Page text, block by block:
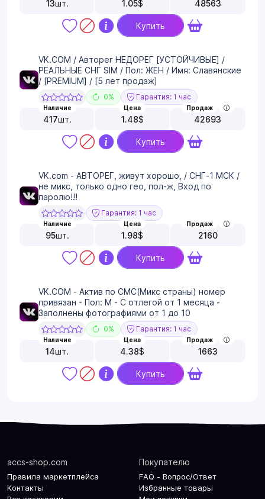
13шт. 1.05$ 48563
Купить
VK.COM / Авторег НЕДОРЕГ [УСТОЙЧИВЫЕ] /
РЕАЛЬНЫЕ СНГ SIM / Пол: ЖЕН / Имя: Славянские
/ [PREMIUM] / [5 лет продаж]
0% Гарантия: 1 час
Наличие
417шт.
Цена
1.48$
Продаж
42693
Купить
VK.com - АВТОРЕГ, живут хорошо, / СНГ-1 МСК /
не микс, только одно гео, пол-ж, Вход по
паролю!!!
Гарантия: 1 час
Наличие
95шт.
Цена
1.98$
Продаж
2160
Купить
VK.COM - Актив по СМС(Микс страны) номер
привязан - Пол: М - С отлегой от 1 месяца -
Заполнены фотографиями от 1 до 10
0% Гарантия: 1 час
Наличие
14шт.
Цена
4.38$
Продаж
1663
Купить
accs-shop.com
Правила маркетплейса
Контакты
Покупателю
FAQ - Вопрос/Ответ
Избранные товары